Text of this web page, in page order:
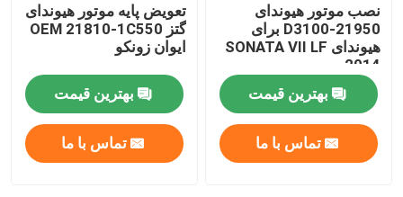
نصب موتور هیوندای
21950-D3100 برای
هیوندای SONATA VII LF
2014
بهترین قیمت
تماس با ما
تعویض پایه موتور هیوندای
گتز OEM 21810-1C550
ایوان زونکو
بهترین قیمت
تماس با ما